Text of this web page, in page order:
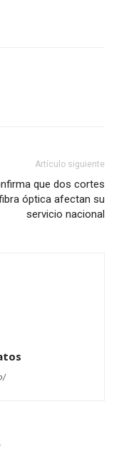
Artículo siguiente
que dos cortes
óptica afectan su
servicio nacional